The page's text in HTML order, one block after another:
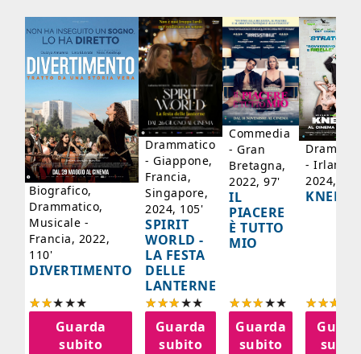
Biografico,
Drammatico,
Musicale -
Francia, 2022,
110'
DIVERTIMENTO
Guarda
subito
Drammatico
- Giappone,
Francia,
Singapore,
2024, 105'
SPIRIT
WORLD -
LA FESTA
DELLE
LANTERNE
Guarda
subito
Commedia
- Gran
Bretagna,
2022, 97'
IL
PIACERE
È TUTTO
MIO
Guarda
subito
- Irlanda,
2024,